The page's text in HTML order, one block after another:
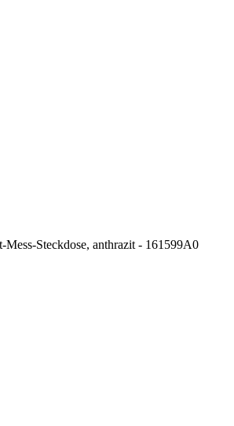
Mess-Steckdose, anthrazit - 161599A0